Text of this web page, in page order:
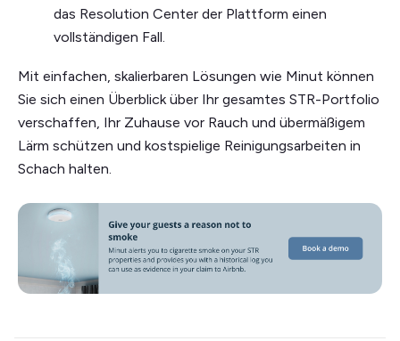
das Resolution Center der Plattform einen
vollständigen Fall.
Mit einfachen, skalierbaren Lösungen wie Minut können
Sie sich einen Überblick über Ihr gesamtes STR-Portfolio
verschaffen, Ihr Zuhause vor Rauch und übermäßigem
Lärm schützen und kostspielige Reinigungsarbeiten in
Schach halten.